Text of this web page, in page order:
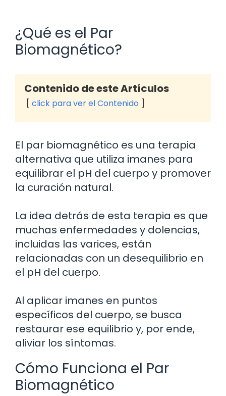
¿Qué es el Par
Biomagnético?
Contenido de este Artículos
click para ver el Contenido
El par biomagnético es una terapia
alternativa que utiliza imanes para
equilibrar el pH del cuerpo y promover
la curación natural.
La idea detrás de esta terapia es que
muchas enfermedades y dolencias,
incluidas las varices, están
relacionadas con un desequilibrio en
el pH del cuerpo.
Al aplicar imanes en puntos
específicos del cuerpo, se busca
restaurar ese equilibrio y, por ende,
aliviar los síntomas.
Cómo Funciona el Par
Biomagnético